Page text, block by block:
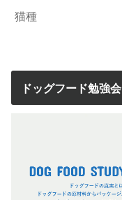
猫種
ドッグフード勉強会